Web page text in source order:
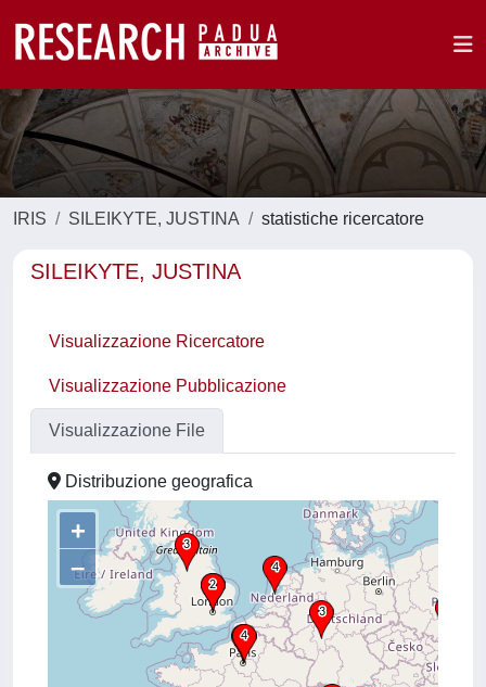
IRIS SILEIKYTE, JUSTINA statistiche ricercatore
SILEIKYTE, JUSTINA
Visualizzazione Ricercatore
Visualizzazione Pubblicazione
Visualizzazione File
Distribuzione geografica
+
–